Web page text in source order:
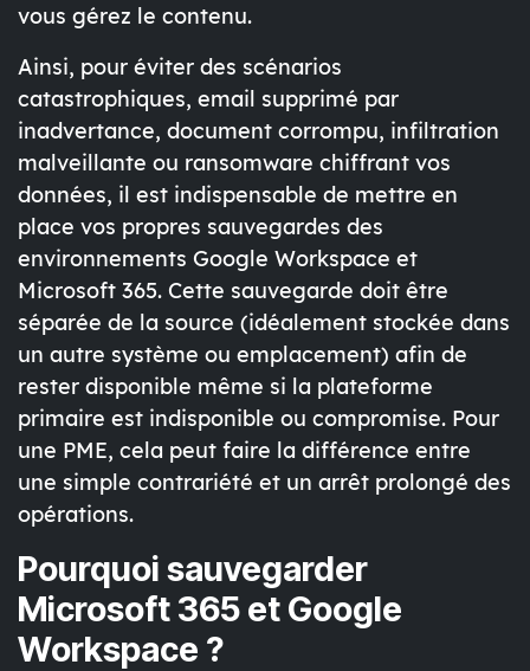
vous gérez le contenu.
Ainsi, pour éviter des scénarios
catastrophiques, email supprimé par
inadvertance, document corrompu, infiltration
malveillante ou ransomware chiffrant vos
données, il est indispensable de mettre en
place vos propres sauvegardes des
environnements Google Workspace et
Microsoft 365. Cette sauvegarde doit être
séparée de la source (idéalement stockée dans
un autre système ou emplacement) afin de
rester disponible même si la plateforme
primaire est indisponible ou compromise. Pour
une PME, cela peut faire la différence entre
une simple contrariété et un arrêt prolongé des
opérations.
Pourquoi sauvegarder
Microsoft 365 et Google
Workspace ?